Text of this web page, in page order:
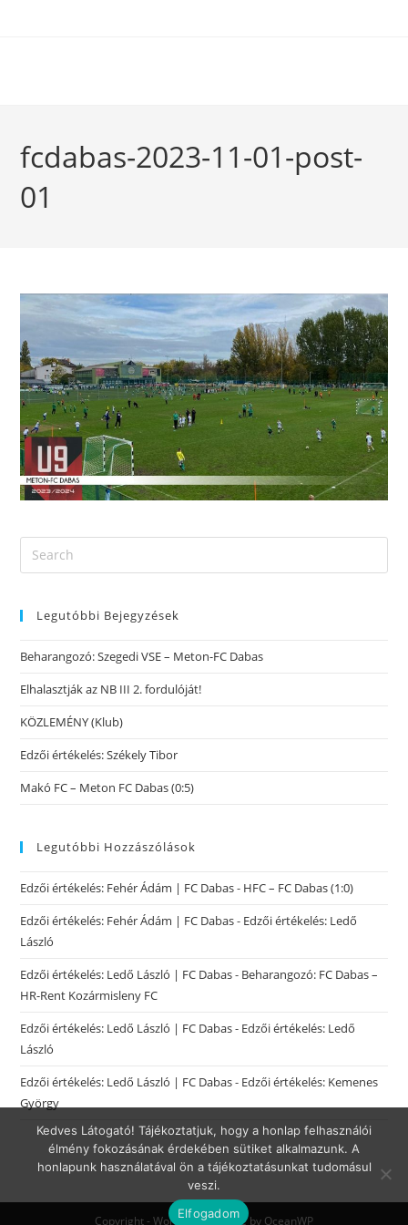
fcdabas-2023-11-01-post-
01
Legutóbbi Bejegyzések
Beharangozó: Szegedi VSE – Meton-FC Dabas
Elhalasztják az NB III 2. fordulóját!
KÖZLEMÉNY (Klub)
Edzői értékelés: Székely Tibor
Makó FC – Meton FC Dabas (0:5)
Legutóbbi Hozzászólások
Edzői értékelés: Fehér Ádám | FC Dabas- HFC – FC Dabas (1:0)
Edzői értékelés: Fehér Ádám | FC Dabas- Edzői értékelés: Ledő
László
Edzői értékelés: Ledő László | FC Dabas- Beharangozó: FC Dabas –
HR-Rent Kozármisleny FC
Edzői értékelés: Ledő László | FC Dabas- Edzői értékelés: Ledő
László
Edzői értékelés: Ledő László | FC Dabas- Edzői értékelés: Kemenes
György
Copyright - WordPress Theme by OceanWP
Kedves Látogató! Tájékoztatjuk, hogy a honlap felhasználói
élmény fokozásának érdekében sütiket alkalmazunk. A
honlapunk használatával ön a tájékoztatásunkat tudomásul
veszi.
Elfogadom